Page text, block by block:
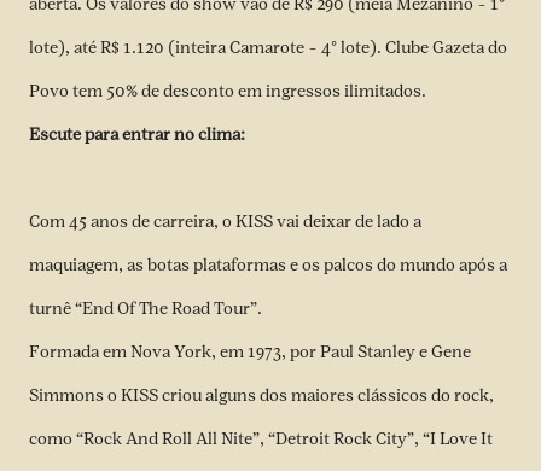
aberta. Os valores do show vão de R$ 290 (meia Mezanino – 1°
lote), até R$ 1.120 (inteira Camarote – 4° lote). Clube Gazeta do
Povo tem 50% de desconto em ingressos ilimitados.
Escute para entrar no clima:
Com 45 anos de carreira, o KISS vai deixar de lado a
maquiagem, as botas plataformas e os palcos do mundo após a
turnê “End Of The Road Tour”.
Formada em Nova York, em 1973, por Paul Stanley e Gene
Simmons o KISS criou alguns dos maiores clássicos do rock,
como “Rock And Roll All Nite”, “Detroit Rock City”, “I Love It